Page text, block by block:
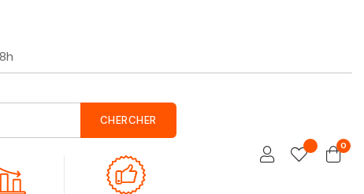
CHERCHER
0